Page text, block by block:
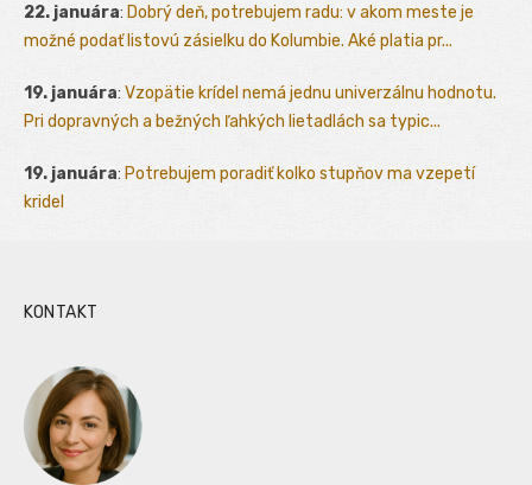
22. januára: Dobrý deň, potrebujem radu: v akom meste je
možné podať listovú zásielku do Kolumbie. Aké platia pr...
19. januára: Vzopätie krídel nemá jednu univerzálnu hodnotu.
Pri dopravných a bežných ľahkých lietadlách sa typic...
19. januára: Potrebujem poradiť kolko stupňov ma vzepetí
kridel
KONTAKT